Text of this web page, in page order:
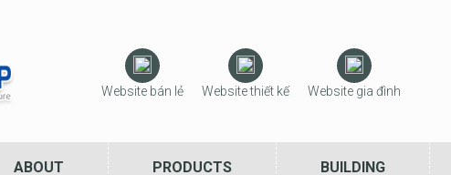
Website bán lẻ Website thiết kế Website gia đình
ABOUT PRODUCTS BUILDING